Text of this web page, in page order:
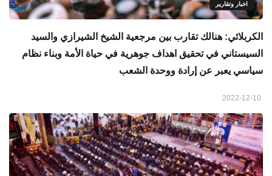
اخبار وتقارير
الكربلائي: هنالك تقارب بين مرجعية الشيخ الشيرازي والسيد
السيستاني في تحقيق اهداف جوهرية في حياة الأمة وبناء نظام
سياسي يعبر عن إرادة ووحدة الشعب